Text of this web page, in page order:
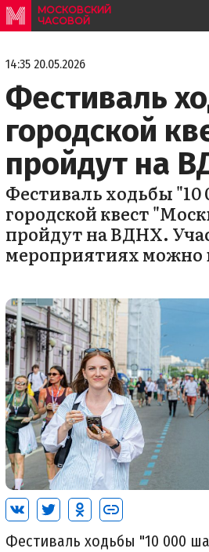
МОСКОВСКИЙ
ЧАСОВОЙ
14:35 20.05.2026
Фестиваль
городской
пройдут на
Фестиваль ходьбы "10
городской квест
пройдут на ВДНХ.
мероприятиях можно
Фестиваль ходьбы "10 000